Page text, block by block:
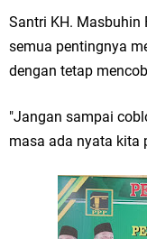
Menuju Indonesia Emas
Reses Anggota DPRD
Aspirasi Petani dan Warga
Hari Jadi Pertama
Pemdes Cibanteng
Santri KH. Masbuhin
semua pentingnya
dengan tetap
"Jangan sampai
masa ada nyata kita